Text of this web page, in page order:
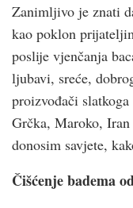
Zanimljivo je znati
kao poklon
poslije vjenčanja
ljubavi, sreće,
proizvođači
Grčka, Maroko,
donosim savjete,
Čišćenje badema